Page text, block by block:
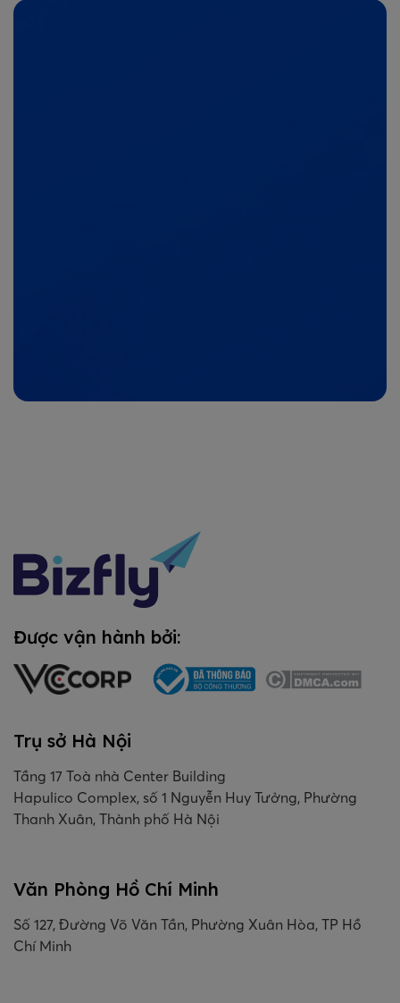
Được vận hành bởi:
Trụ sở Hà Nội
Tầng 17 Toà nhà Center Building
Hapulico Complex, số 1 Nguyễn Huy Tưởng, Phường
Thanh Xuân, Thành phố Hà Nội
Văn Phòng Hồ Chí Minh
Số 127, Đường Võ Văn Tần, Phường Xuân Hòa, TP Hồ
Chí Minh